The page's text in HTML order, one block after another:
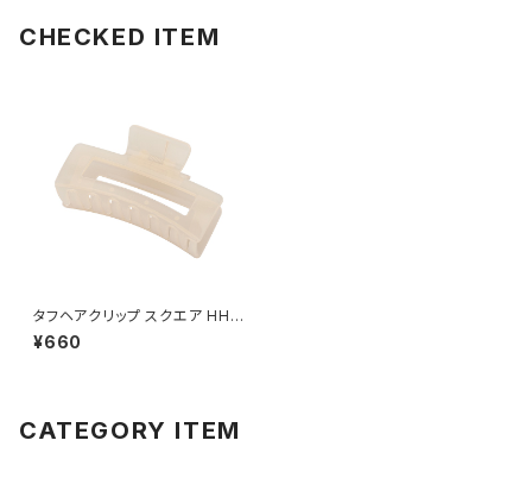
CHECKED ITEM
タフヘアクリップ スクエア HHC
0584-BE（ベージュ）
¥660
CATEGORY ITEM